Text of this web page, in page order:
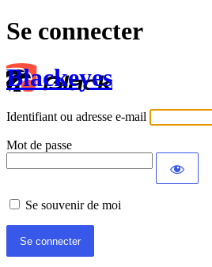
Se connecter
Blackeyes
Identifiant ou adresse e-mail
Mot de passe
Se souvenir de moi